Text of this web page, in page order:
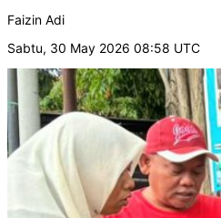
Faizin Adi
Sabtu, 30 May 2026 08:58 UTC